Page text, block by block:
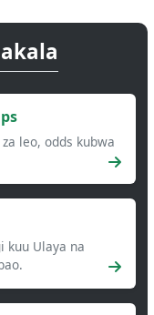
leo, odds kubwa
kuu Ulaya na